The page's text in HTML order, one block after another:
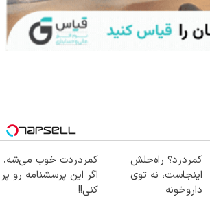
کمردرد؟ راه‌حلش
اینجاست، نه توی
داروخونه
کمردردت خوب می‌شه،
اگر این پرسشنامه رو پر
کنی!!